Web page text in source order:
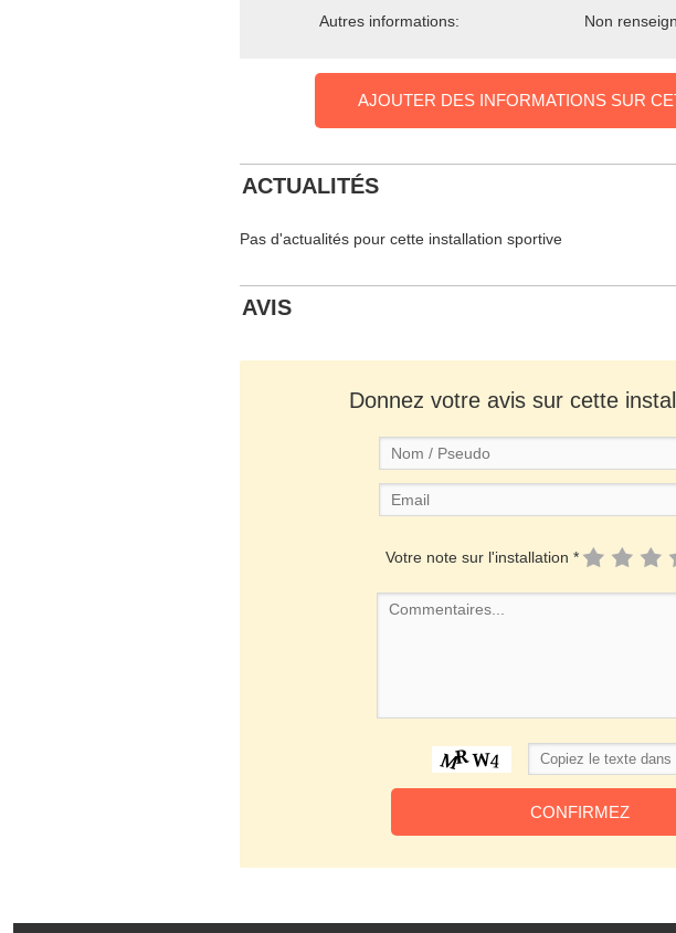
Autres informations:
Non
AJOUTER DES INFORMATIONS SUR
ACTUALITÉS
Pas d'actualités pour cette installation sportive
AVIS
Donnez votre avis sur cette
Votre note sur l'installation *